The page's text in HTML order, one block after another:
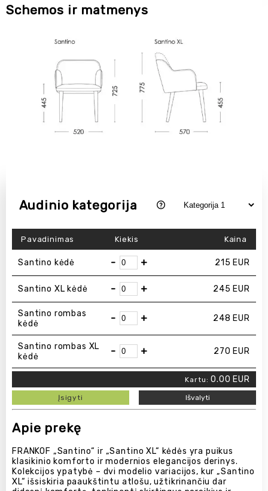
Schemos ir matmenys
Audinio kategorija
Pavadinimas Kiekis Kaina
Santino kėdė - + 215 EUR
Santino XL kėdė - + 245 EUR
Santino rombas
kėdė
- + 248EUR
Santino rombas XL
kėdė
- + 270 EUR
Kartu:0.00 EUR
Įsigyti Išvalyti
Apie prekę
FRANKOF „Santino“ ir „Santino XL“ kėdės yra puikus
klasikinio komforto ir modernios elegancijos derinys.
Kolekcijos ypatybė – dvi modelio variacijos, kur „Santino
XL“ išsiskiria paaukštintu atlošu, užtikrinančiu dar